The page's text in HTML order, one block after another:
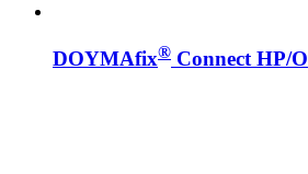
DOYMAfix® Connect HP/O